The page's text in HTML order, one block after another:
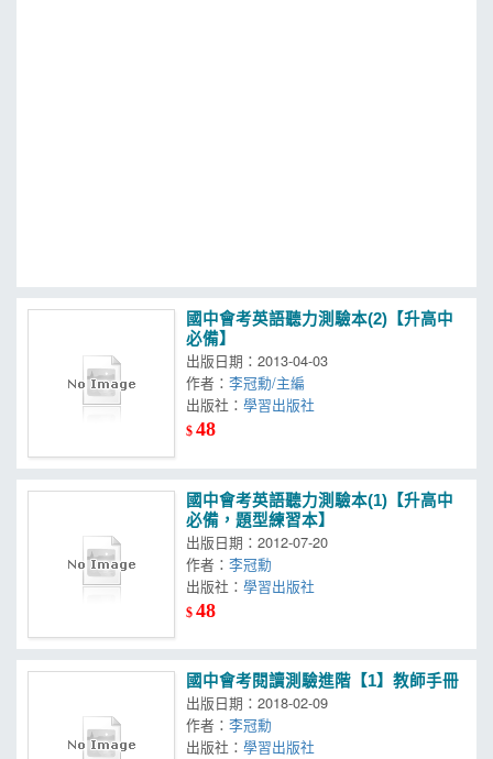
國中會考英語聽力測驗本(2)【升高中
必備】
出版日期：2013-04-03
作者：李冠勳/主編
出版社：學習出版社
$48
國中會考英語聽力測驗本(1)【升高中
必備，題型練習本】
出版日期：2012-07-20
作者：李冠勳
出版社：
$48
國中會考閱讀測驗進階【1】教師手冊
出版日期：2018-02-09
作者：李冠勳
出版社：